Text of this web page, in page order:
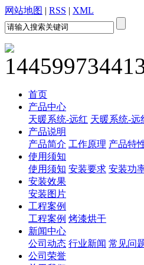
网站地图 | RSS | XML
首页
产品中心
天暖系统-远红 天暖系统-远
产品说明
产品简介 工作原理 产品特
使用须知
使用须知 安装要求 安装功
安装效果
安装图片
工程案例
工程案例 烤漆烘干
新闻中心
公司动态 行业新闻 常见问
公司荣誉